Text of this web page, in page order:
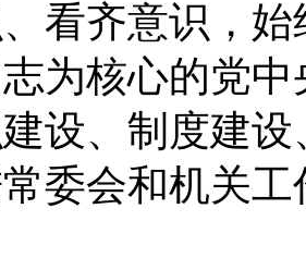
看齐意识，
为核心的党
设、制度建
委会和机关